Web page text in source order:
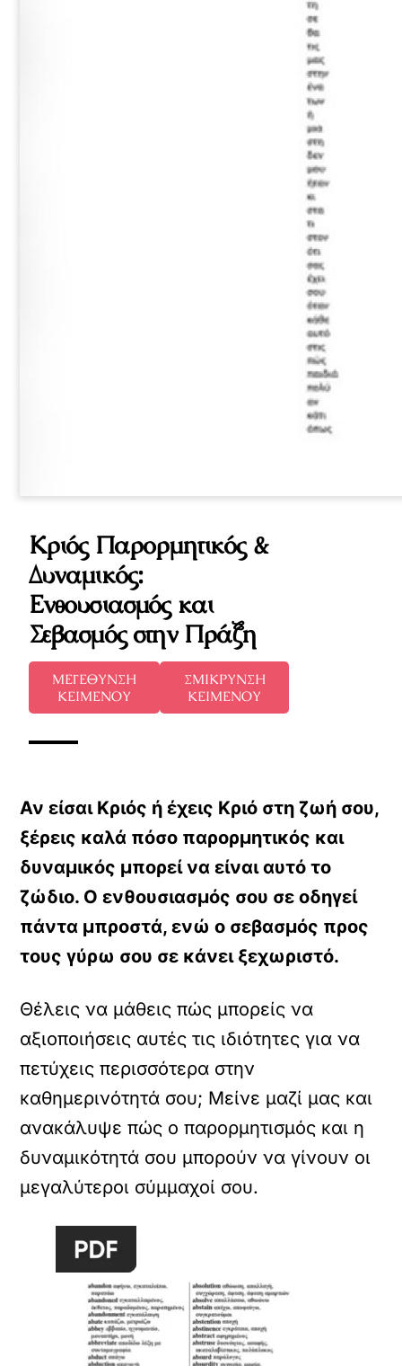
Κριός Παρορμητικός &
Δυναμικός:
Ενθουσιασμός και
Σεβασμός στην Πράξη
ΜΕΓΕΘΥΝΣΗ
ΚΕΙΜΕΝΟΥ
ΣΜΙΚΡΥΝΣΗ
ΚΕΙΜΕΝΟΥ
Αν είσαι Κριός ή έχεις Κριό στη ζωή σου,
ξέρεις καλά πόσο παρορμητικός και
δυναμικός μπορεί να είναι αυτό το
ζώδιο. Ο ενθουσιασμός σου σε οδηγεί
πάντα μπροστά, ενώ ο σεβασμός προς
τους γύρω σου σε κάνει ξεχωριστό.
Θέλεις να μάθεις πώς μπορείς να
αξιοποιήσεις αυτές τις ιδιότητες για να
πετύχεις περισσότερα στην
καθημερινότητά σου; Μείνε μαζί μας και
ανακάλυψε πώς ο παρορμητισμός και η
δυναμικότητά σου μπορούν να γίνουν οι
μεγαλύτεροι σύμμαχοί σου.